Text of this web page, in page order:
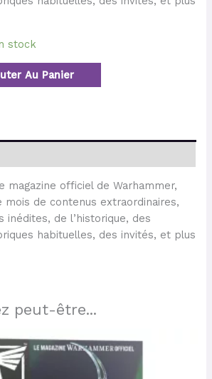
stock
Au Panier
magazine officiel de Warhammer,
mois de contenus extraordinaires,
inédites, de l’historique, des
habituelles, des invités, et plus
peut-être...